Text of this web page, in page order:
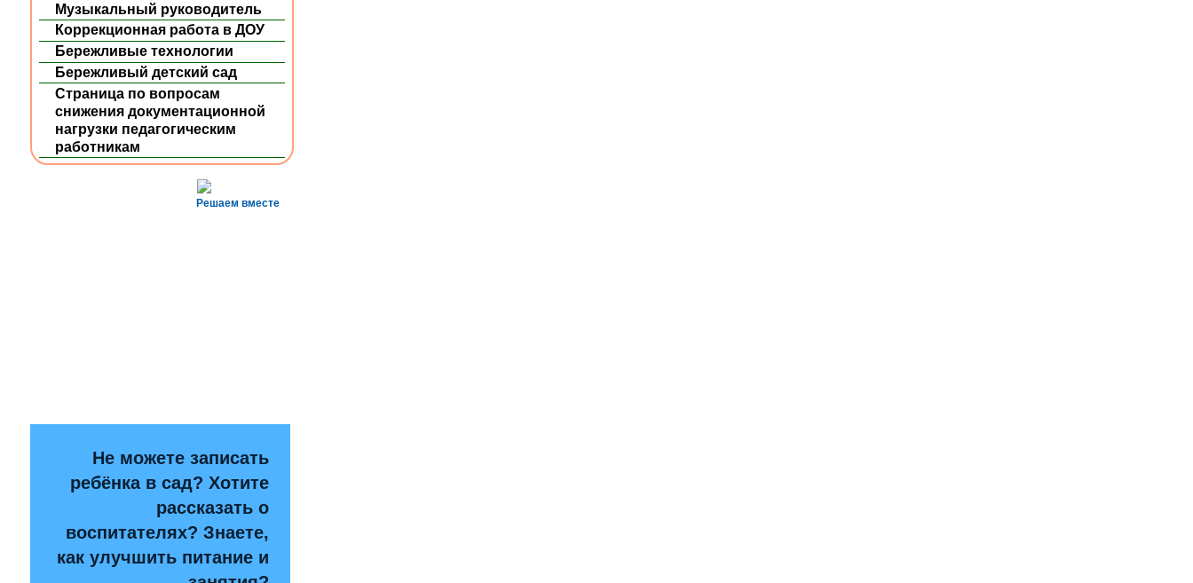
Музыкальный руководитель
Коррекционная работа в ДОУ
Бережливые технологии
Бережливый детский сад
Страница по вопросам
снижения документационной
нагрузки педагогическим
работникам
Решаем вместе
Не можете записать
ребёнка в сад? Хотите
рассказать о
воспитателях? Знаете,
как улучшить питание и